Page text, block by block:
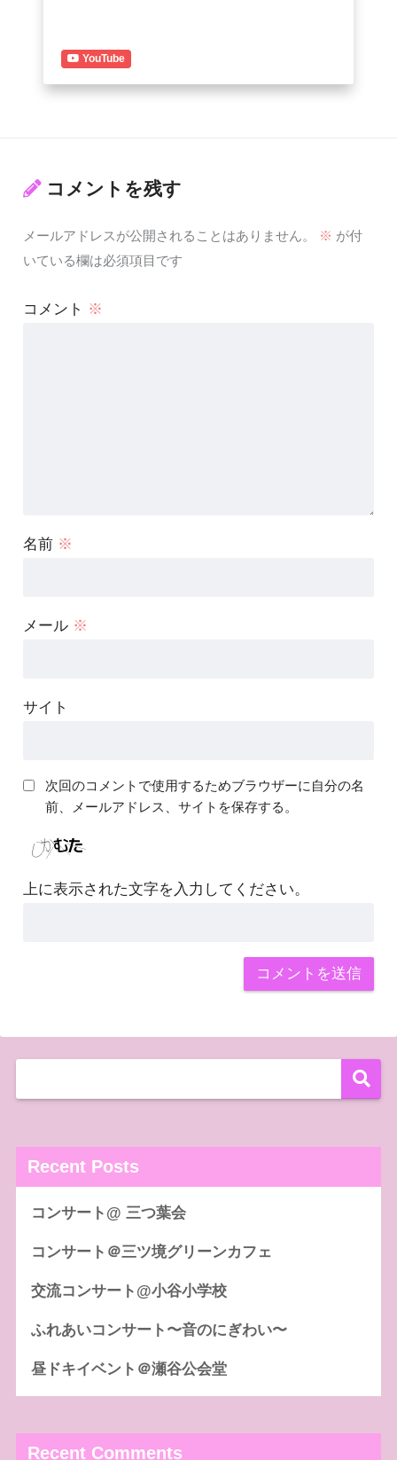
YouTube
コメントを残す
メールアドレスが公開されることはありません。 ※ が付
いている欄は必須項目です
コメント ※
名前 ※
メール ※
サイト
次回のコメントで使用するためブラウザーに自分の名
前、メールアドレス、サイトを保存する。
上に表示された文字を入力してください。
Recent Posts
コンサート@ 三つ葉会
コンサート＠三ツ境グリーンカフェ
交流コンサート@小谷小学校
ふれあいコンサート〜音のにぎわい〜
昼ドキイベント＠瀬谷公会堂
Recent Comments